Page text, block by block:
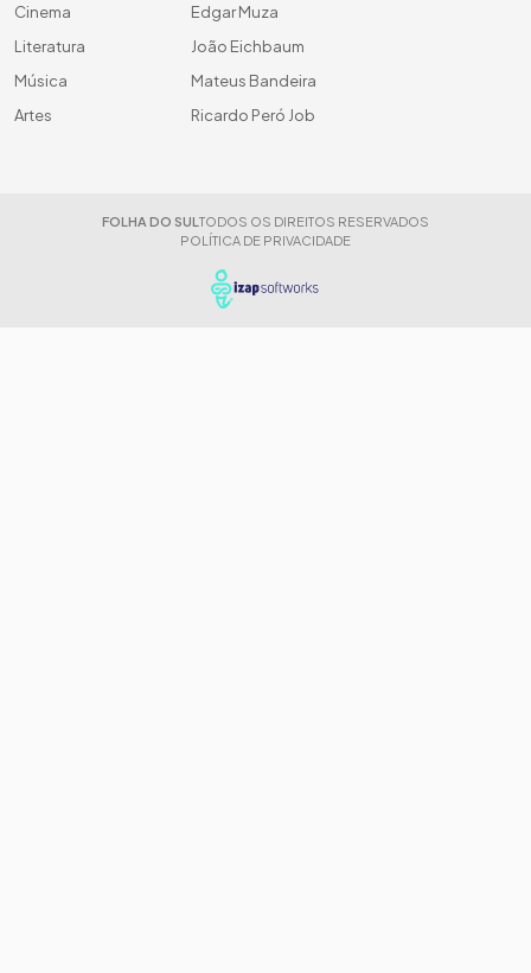
Cinema
Literatura
Música
Artes
Edgar Muza
João Eichbaum
Mateus Bandeira
Ricardo Peró Job
FOLHA DO SUL TODOS OS DIREITOS RESERVADOS
POLÍTICA DE PRIVACIDADE